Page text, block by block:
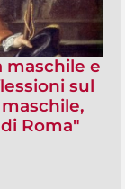
maschile e
sul
Roma"